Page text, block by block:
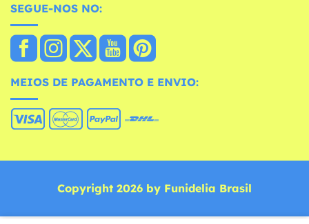
SEGUE-NOS NO:
MEIOS DE PAGAMENTO E ENVIO:
Copyright 2026 by Funidelia Brasil